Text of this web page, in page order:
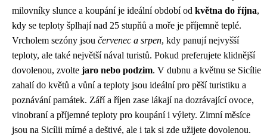
milovníky slunce a koupání je ideální období od května do října,
kdy se teploty šplhají nad 25 stupňů a moře je příjemně teplé.
Vrcholem sezóny jsou červenec a srpen, kdy panují nejvyšší
teploty, ale také největší nával turistů. Pokud preferujete klidnější
dovolenou, zvolte jaro nebo podzim. V dubnu a květnu se Sicílie
zahalí do květů a vůní a teploty jsou ideální pro pěší turistiku a
poznávání památek. Září a říjen zase lákají na dozrávající ovoce,
vinobraní a příjemné teploty pro koupání i výlety. Zimní měsíce
jsou na Sicílii mírné a deštivé, ale i tak si zde užijete dovolenou.